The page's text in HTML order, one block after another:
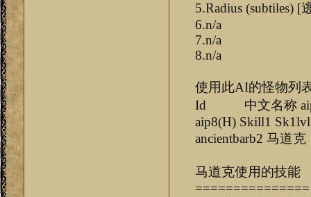
5.Radius (subtiles) [
6.n/a
7.n/a
8.n/a
使用此AI的怪物列
Id 中文名称
aip8(H) Skill1 Sk1lvl
马道克使用的技能
===============